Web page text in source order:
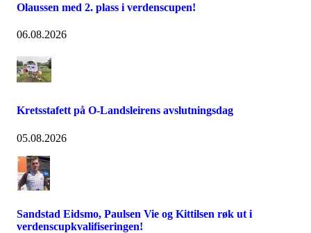
Olaussen med 2. plass i verdenscupen!
06.08.2026
Kretsstafett på O-Landsleirens avslutningsdag
05.08.2026
Sandstad Eidsmo, Paulsen Vie og Kittilsen røk ut i
verdenscupkvalifiseringen!